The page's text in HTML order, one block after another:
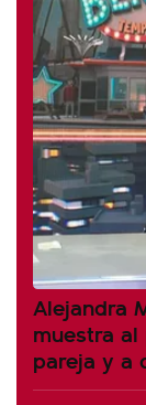
Alejandra
muestra
pareja y a